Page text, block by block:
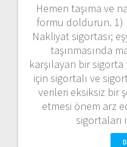
Hemen taşıma ve
formu doldurun. 1)
Nakliyat sigortası;
taşınmasında
karşılayan bir
için sigortalı ve
verileri eksiksiz bir
etmesi önem arz